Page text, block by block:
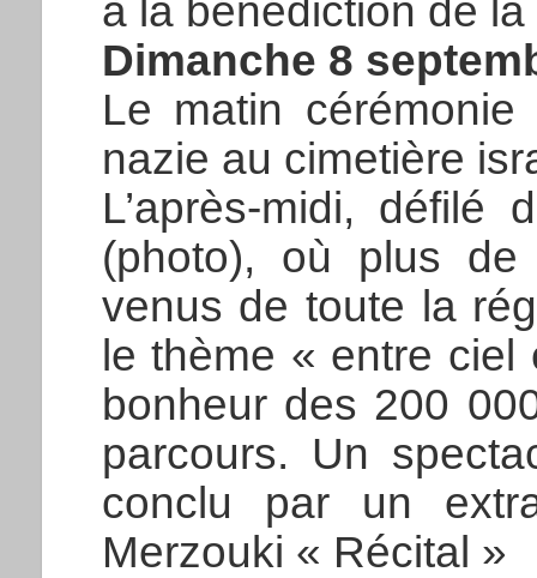
à la bénédiction de la
Dimanche 8
Le matin
nazie au cimetière
L’après-midi,
(photo), où plus
venus de toute la
le thème « entre
bonheur des 200
parcours. Un
conclu par un
Merzouki « Récital »